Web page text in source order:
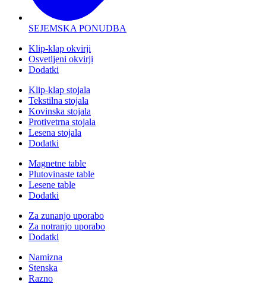
SEJEMSKA PONUDBA
Klip-klap okvirji
Osvetljeni okvirji
Dodatki
Klip-klap stojala
Tekstilna stojala
Kovinska stojala
Protivetrna stojala
Lesena stojala
Dodatki
Magnetne table
Plutovinaste table
Lesene table
Dodatki
Za zunanjo uporabo
Za notranjo uporabo
Dodatki
Namizna
Stenska
Razno